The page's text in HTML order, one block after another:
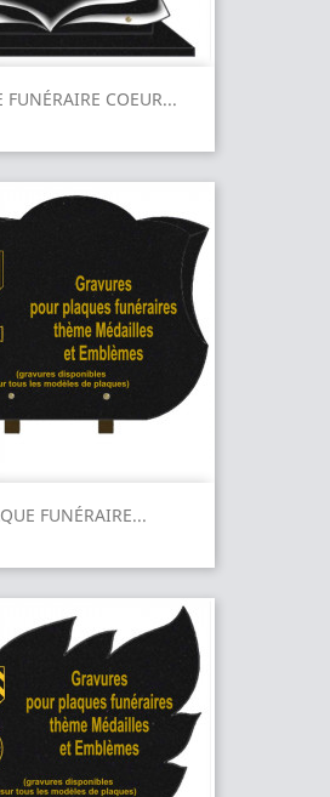
FUNÉRAIRE COEUR...
FUNÉRAIRE...